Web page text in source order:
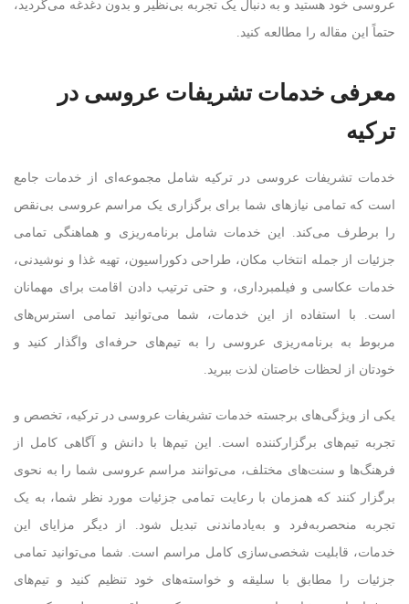
عروسی خود هستید و به دنبال یک تجربه بی‌نظیر و بدون دغدغه می‌گردید،
حتماً این مقاله را مطالعه کنید.
معرفی خدمات تشریفات عروسی در
ترکیه
خدمات تشریفات عروسی در ترکیه شامل مجموعه‌ای از خدمات جامع
است که تمامی نیازهای شما برای برگزاری یک مراسم عروسی بی‌نقص
را برطرف می‌کند. این خدمات شامل برنامه‌ریزی و هماهنگی تمامی
جزئیات از جمله انتخاب مکان، طراحی دکوراسیون، تهیه غذا و نوشیدنی،
خدمات عکاسی و فیلمبرداری، و حتی ترتیب دادن اقامت برای مهمانان
است. با استفاده از این خدمات، شما می‌توانید تمامی استرس‌های
مربوط به برنامه‌ریزی عروسی را به تیم‌های حرفه‌ای واگذار کنید و
خودتان از لحظات خاصتان لذت ببرید.
یکی از ویژگی‌های برجسته خدمات تشریفات عروسی در ترکیه، تخصص و
تجربه تیم‌های برگزارکننده است. این تیم‌ها با دانش و آگاهی کامل از
فرهنگ‌ها و سنت‌های مختلف، می‌توانند مراسم عروسی شما را به نحوی
برگزار کنند که همزمان با رعایت تمامی جزئیات مورد نظر شما، به یک
تجربه منحصربه‌فرد و به‌یادماندنی تبدیل شود. از دیگر مزایای این
خدمات، قابلیت شخصی‌سازی کامل مراسم است. شما می‌توانید تمامی
جزئیات را مطابق با سلیقه و خواسته‌های خود تنظیم کنید و تیم‌های